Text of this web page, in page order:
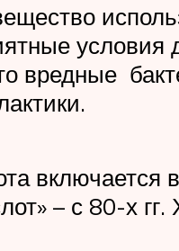
вредные
включается
– с 80-х